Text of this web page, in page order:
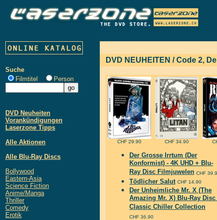
Suche
Filmtitel
Person
DVD Neuheiten
Vorankündigungen
Laserzone Tipps
Alle Aktionen
Alle Blu-Ray Discs
Bollywood
Eastern-Asia
Science Fiction
Anime/Manga
Thriller
Comedy
Erotik
DVD NEUHEITEN / Code 2,
CHF 29.90 CHF 34.90
Der Grosse Irrtum (Der
Konformist) - 4K UHD + Blu-
Ray Disc Filmjuwelen CHF
Tödlicher Salut CHF 14.90
Der Unheimliche Mr. X (The
Amazing Mr. X) Blu-Ray Disc
Classic Chiller Collection
CHF 36.90